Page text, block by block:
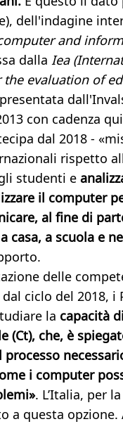
dell'indagine
and
dalla Iea
evaluation of
con cadenza
dal 2018 -
rispetto
studenti e
il computer
al fine di
casa, a scuola e
delle
ciclo del 2018, i
la capacità
(Ct), che, è
i computer
. L’Italia, per
a questa opzione.